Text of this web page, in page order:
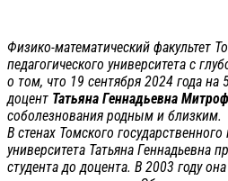
Физико-математический факультет
педагогического университета с
о том, что 19 сентября 2024 года
доцент Татьяна Геннадьевна
соболезнования родным и близким.
В стенах Томского государственного
университета Татьяна Геннадьевна
студента до доцента. В 2003 году